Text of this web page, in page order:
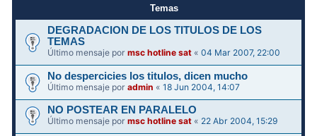
Temas
DEGRADACION DE LOS TITULOS DE LOS
TEMAS
Último mensaje pormsc hotline sat «04 Mar 2007, 22:00
No despercicies los titulos, dicen mucho
Último mensaje poradmin «18 Jun 2004, 14:07
NO POSTEAR EN PARALELO
Último mensaje pormsc hotline sat « 22 Abr 2004, 15:29